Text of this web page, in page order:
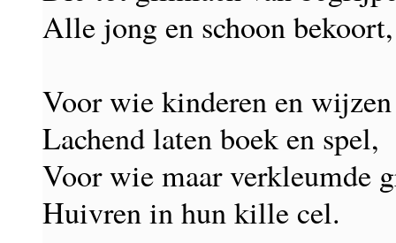
Alle jong en schoon bekoort,
Voor wie kinderen en wijzen
Lachend laten boek en spel,
Voor wie maar verkleumde
Huivren in hun kille cel.